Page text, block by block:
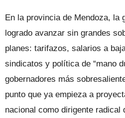
En la provincia de Mendoza, la
logrado avanzar sin grandes
planes: tarifazos, salarios a
sindicatos y política de “mano
gobernadores más
punto que ya empieza a
nacional como dirigente radical